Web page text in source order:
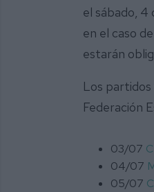
el sábado, 4
en el caso
estarán
Los partidos
Federación
03/07
04/07
05/07